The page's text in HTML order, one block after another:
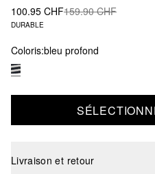
100.95 CHF159.90 CHF
DURABLE
Coloris:bleu profond
Livraison et retour